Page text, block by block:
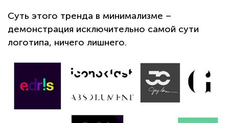
Суть этого тренда в минимализме –
демонстрация исключительно самой сути
логотипа, ничего лишнего.